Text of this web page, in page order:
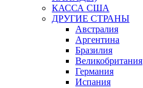
КАССА США
ДРУГИЕ СТРАНЫ
Австралия
Аргентина
Бразилия
Великобритания
Германия
Испания